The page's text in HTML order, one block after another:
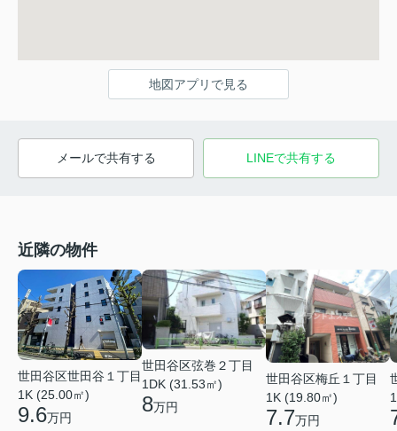
地図アプリで見る
メールで共有する LINEで共有する
近隣の物件
世田谷区世田谷１丁目
1K (25.00㎡)
9.6万円
世田谷区弦巻２丁目
1DK (31.53㎡)
8万円
世田谷区梅丘１丁目
1K (19.80㎡)
7.7万円